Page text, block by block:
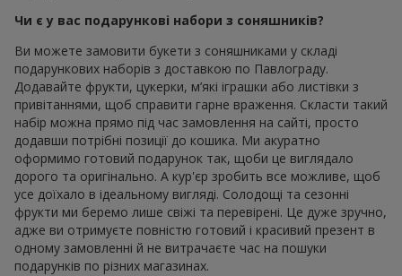
Чи є у вас подарункові набори з соняшників?
Ви можете замовити букети з соняшниками у складі
подарункових наборів з доставкою по Павлограду.
Додавайте фрукти, цукерки, м’які іграшки або листівки з
привітаннями, щоб справити гарне враження. Скласти такий
набір можна прямо під час замовлення на сайті, просто
додавши потрібні позиції до кошика. Ми акуратно
оформимо готовий подарунок так, щоби це виглядало
дорого та оригінально. А кур'єр зробить все можливе, щоб
усе доїхало в ідеальному вигляді. Солодощі та сезонні
фрукти ми беремо лише свіжі та перевірені. Це дуже зручно,
адже ви отримуєте повністю готовий і красивий презент в
одному замовленні й не витрачаєте час на пошуки
подарунків по різних магазинах.